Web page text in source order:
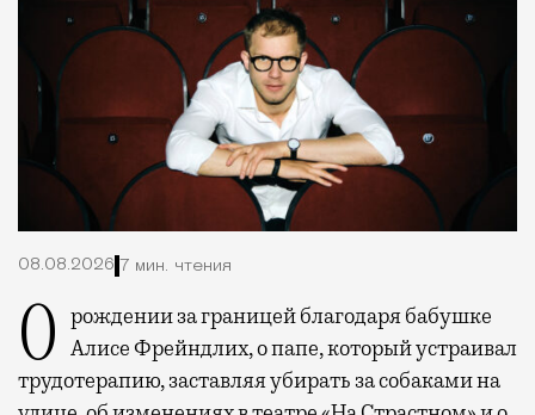
08.08.2026 7 мин. чтения
О рождении за границей благодаря бабушке Алисе Фрейндлих, о папе, который устраивал
трудотерапию, заставляя убирать за собаками на